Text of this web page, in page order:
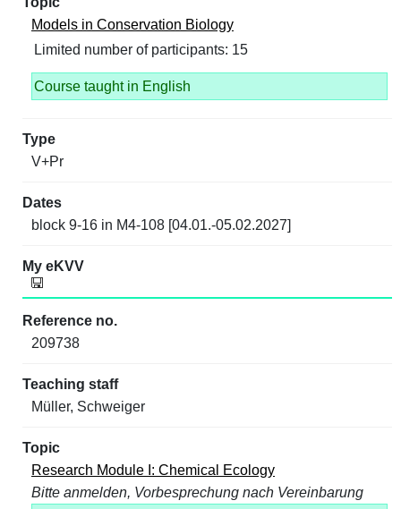
Models in Conservation Biology
Limited number of participants: 15
Course taught in English
V+Pr
block 9-16 in M4-108 [04.01.-05.02.2027]
209738
Müller, Schweiger
Research Module I: Chemical Ecology
Bitte anmelden, Vorbesprechung nach Vereinbarung